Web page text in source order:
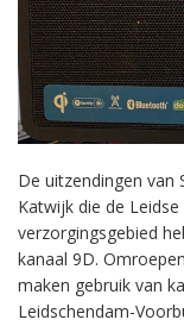
De uitzendingen van
Katwijk die de
verzorgingsgebied
kanaal 9D.
maken gebruik van
Leidschendam-